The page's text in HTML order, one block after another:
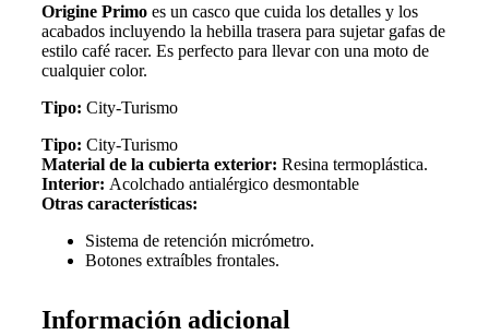
Origine Primo es un casco que cuida los detalles y los
acabados incluyendo la hebilla trasera para sujetar gafas de
estilo café racer. Es perfecto para llevar con una moto de
cualquier color.
Tipo: City-Turismo
Tipo: City-Turismo
Material de la cubierta exterior: Resina termoplástica.
Interior: Acolchado antialérgico desmontable
Otras características:
Sistema de retención micrómetro.
Botones extraíbles frontales.
Información adicional